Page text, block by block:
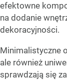
efektowne
na dodanie
dekoracyjności.
Minimalistyczne
ale również
sprawdzają się